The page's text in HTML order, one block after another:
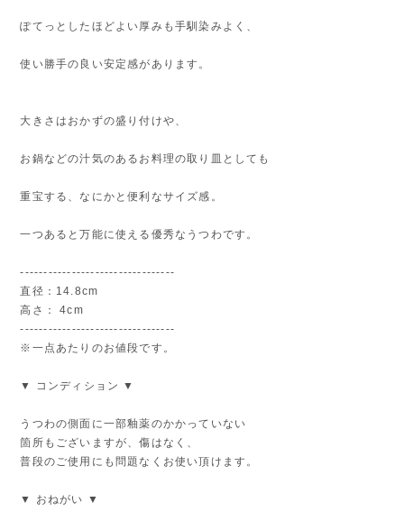
ぽてっとしたほどよい厚みも手馴染みよく、
使い勝手の良い安定感があります。
大きさはおかずの盛り付けや、
お鍋などの汁気のあるお料理の取り皿としても
重宝する、なにかと便利なサイズ感。
一つあると万能に使える優秀なうつわです。
---------------------------------
直径：14.8cm
高さ： 4cm
---------------------------------
※一点あたりのお値段です。
▼ コンディション ▼
うつわの側面に一部釉薬のかかっていない
箇所もございますが、傷はなく、
普段のご使用にも問題なくお使い頂けます。
▼ おねがい ▼